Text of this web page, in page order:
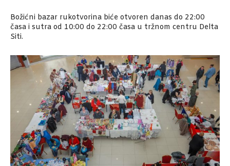
Božićni bazar rukotvorina biće otvoren danas do 22:00
časa i sutra od 10:00 do 22:00 časa u tržnom centru Delta
Siti.